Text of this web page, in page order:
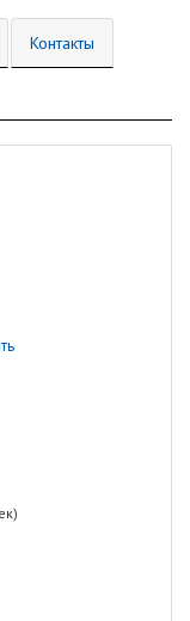
Контакты